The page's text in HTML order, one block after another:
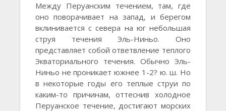
Между Перуанским течением, там, где
оно поворачивает на запад, и берегом
вклинивается с севера на юг небольшая
струя течения Эль-Ниньо. Оно
представляет собой ответвление теплого
Экваториального течения. Обычно Эль-
Ниньо не проникает южнее 1-2? ю. ш. Но
в некоторые годы его теплые струи по
каким-то причинам, оттеснив холодное
Перуанское течение, достигают морских